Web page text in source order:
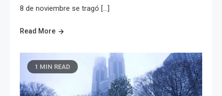
8 de noviembre se tragó […]
Read More
1 MIN READ